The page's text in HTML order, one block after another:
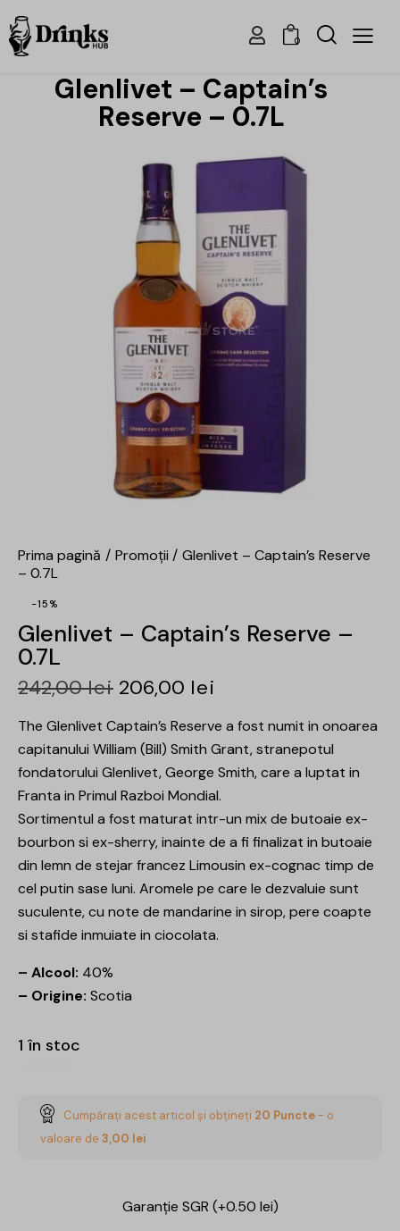
0
Glenlivet – Captain’s
Reserve – 0.7L
Prima pagină Promoții
Glenlivet – Captain’s Reserve
– 0.7L
-15%
Glenlivet – Captain’s Reserve –
0.7L
242,00lei 206,00 lei
The Glenlivet Captain’s Reserve a fost numit in onoarea
capitanului William (Bill) Smith Grant, stranepotul
fondatorului Glenlivet, George Smith, care a luptat in
Franta in Primul Razboi Mondial.
Sortimentul a fost maturat intr-un mix de butoaie ex-
bourbon si ex-sherry, inainte de a fi finalizat in butoaie
din lemn de stejar francez Limousin ex-cognac timp de
cel putin sase luni. Aromele pe care le dezvaluie sunt
suculente, cu note de mandarine in sirop, pere coapte
si stafide inmuiate in ciocolata.
– Alcool: 40%
– Origine: Scotia
1 în stoc
Cumpărați acest articol și obțineți 20 Puncte - o
valoare de 3,00 lei
Garanție SGR (+0.50 lei)